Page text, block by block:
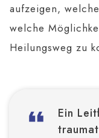
aufzeigen,
welche
Heilungsweg zu
Ein